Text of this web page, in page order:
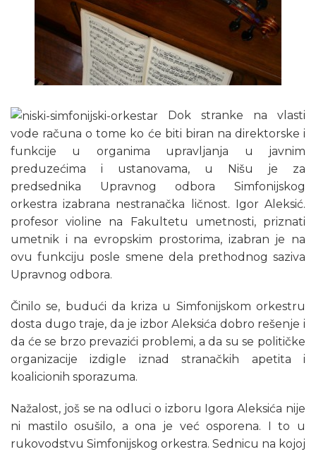
Dok stranke na vlasti
vode računa o tome ko će biti biran na direktorske i
funkcije u organima upravljanja u javnim
preduzećima i ustanovama, u Nišu je za
predsednika Upravnog odbora Simfonijskog
orkestra izabrana nestranačka ličnost. Igor Aleksić.
profesor violine na Fakultetu umetnosti, priznati
umetnik i na evropskim prostorima, izabran je na
ovu funkciju posle smene dela prethodnog saziva
Upravnog odbora.
Činilo se, budući da kriza u Simfonijskom orkestru
dosta dugo traje, da je izbor Aleksića dobro rešenje i
da će se brzo prevazići problemi, a da su se političke
organizacije izdigle iznad stranačkih apetita i
koalicionih sporazuma.
Nažalost, još se na odluci o izboru Igora Aleksića nije
ni mastilo osušilo, a ona je već osporena. I to u
rukovodstvu Simfonijskog orkestra. Sednicu na kojoj